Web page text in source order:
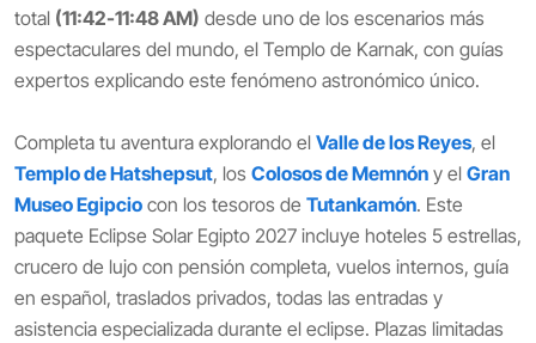
total (11:42-11:48 AM) desde uno de los escenarios más
espectaculares del mundo, el Templo de Karnak, con guías
expertos explicando este fenómeno astronómico único.
Completa tu aventura explorando el Valle de los Reyes, el
Templo de Hatshepsut, los Colosos de Memnón y el Gran
Museo Egipcio con los tesoros de Tutankamón. Este
paquete Eclipse Solar Egipto 2027 incluye hoteles 5 estrellas,
crucero de lujo con pensión completa, vuelos internos, guía
en español, traslados privados, todas las entradas y
asistencia especializada durante el eclipse. Plazas limitadas